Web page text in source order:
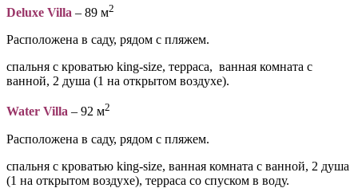
Deluxe Villa – 89 м2
Расположена в саду, рядом с пляжем.
спальня с кроватью king-size, терраса, ванная комната с
ванной, 2 душа (1 на открытом воздухе).
Water Villa – 92 м2
Расположена в саду, рядом с пляжем.
спальня с кроватью king-size, ванная комната с ванной, 2 душа
(1 на открытом воздухе), терраса со спуском в воду.